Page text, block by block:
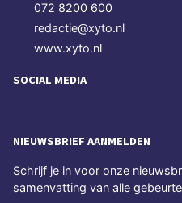
072 8200 600
redactie@xyto.nl
www.xyto.nl
SOCIAL MEDIA
NIEUWSBRIEF AANMELDEN
Schrijf je in voor onze
samenvatting van alle